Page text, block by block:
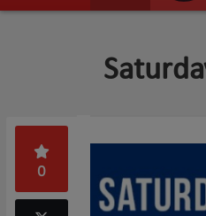
0